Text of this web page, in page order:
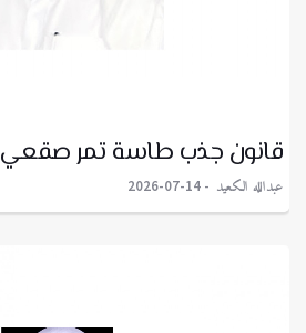
قانون جذب طاسة تمر صقعي
عبدالله الكعيد 2026-07-14